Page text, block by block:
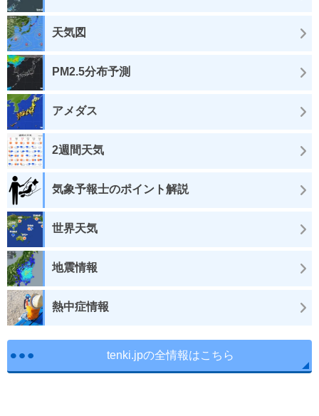
天気図
PM2.5分布予測
アメダス
2週間天気
気象予報士のポイント解説
世界天気
地震情報
熱中症情報
tenki.jpの全情報はこちら